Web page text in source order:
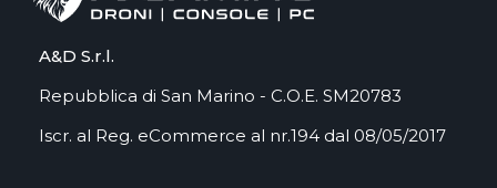
A&D S.r.l.
Repubblica di San Marino - C.O.E. SM20783
Iscr. al Reg. eCommerce al nr.194 dal 08/05/2017